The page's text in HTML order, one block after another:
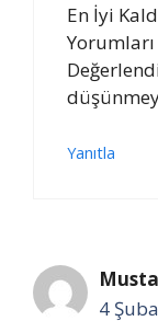
En İyi
Yanıtla
4